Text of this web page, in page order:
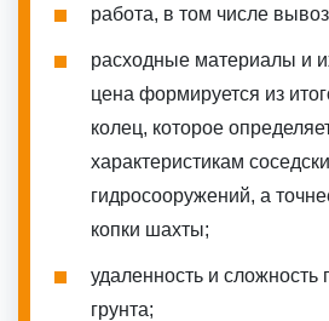
работа, в том числе вывоз
расходные материалы и
цена формируется из
колец, которое
характеристикам
гидросооружений, а
копки шахты;
удаленность и сложность
грунта;